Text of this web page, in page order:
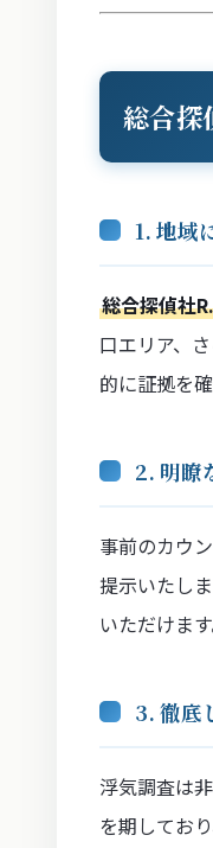
総合探
1. 地域
総合探偵社
口エリア、
的に証拠を
2. 明瞭
事前のカウ
提示いたし
いただけます
3. 徹底
浮気調査は
を期してお